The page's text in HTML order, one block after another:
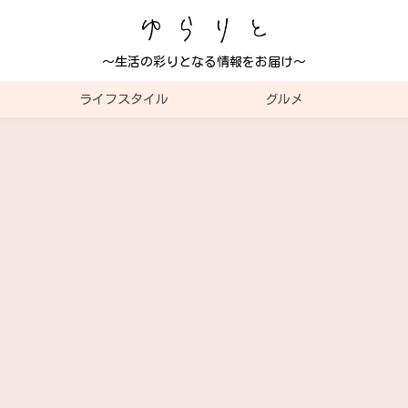
～生活の彩りとなる情報をお届け～
ライフスタイル グルメ